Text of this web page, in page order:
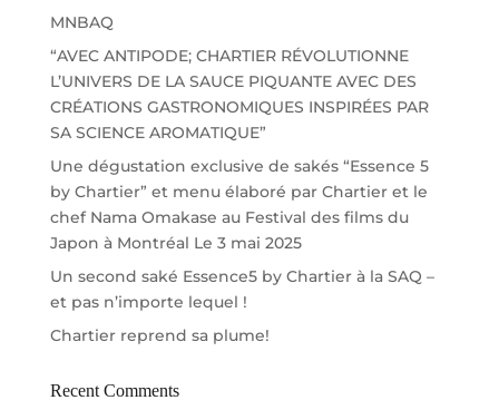
MNBAQ
“AVEC ANTIPODE; CHARTIER RÉVOLUTIONNE
L’UNIVERS DE LA SAUCE PIQUANTE AVEC DES
CRÉATIONS GASTRONOMIQUES INSPIRÉES PAR
SA SCIENCE AROMATIQUE”
Une dégustation exclusive de sakés “Essence 5
by Chartier” et menu élaboré par Chartier et le
chef Nama Omakase au Festival des films du
Japon à Montréal Le 3 mai 2025
Un second saké Essence5 by Chartier à la SAQ –
et pas n’importe lequel !
Chartier reprend sa plume!
Recent Comments